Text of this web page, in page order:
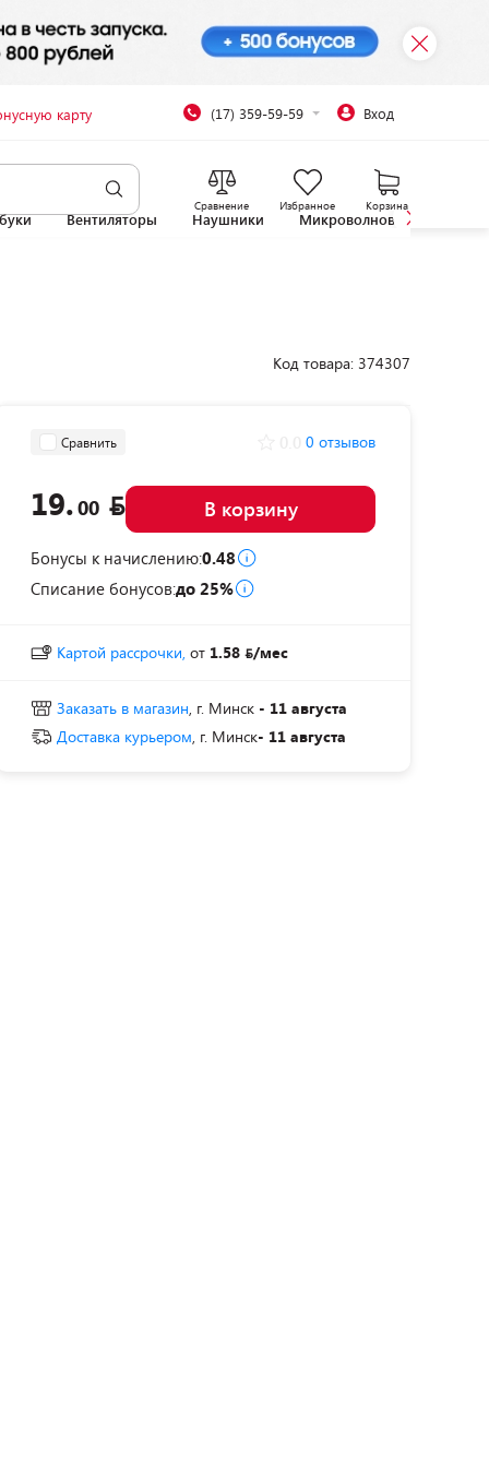
карту (17) 359-59-59 Вход
Сравнение Избранное Корзина
Вентиляторы Наушники Микроволновые печи
Код товара: 374307
Сравнить 0 отзывов
19.00 В корзину
Бонусы к начислению:0.48
Списание бонусов:до 25%
Картой рассрочки, от 1.58 /мес
Заказать в магазин, г. Минск - 11 августа
Доставка курьером, г. Минск- 11 августа